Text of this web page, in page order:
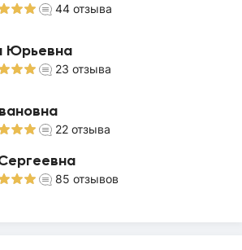
44 отзыва
Юрьевна
23 отзыва
22 отзыва
85 отзывов